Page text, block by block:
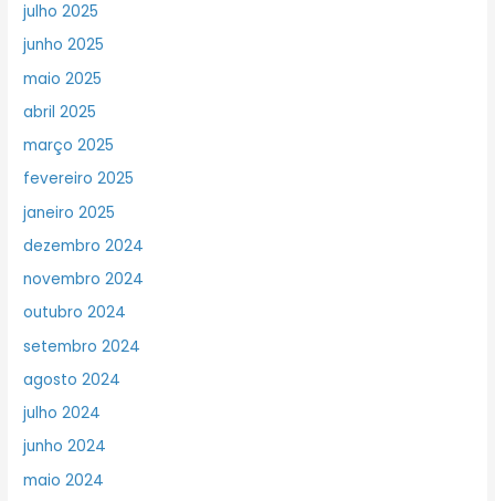
julho 2025
junho 2025
maio 2025
abril 2025
março 2025
fevereiro 2025
janeiro 2025
dezembro 2024
novembro 2024
outubro 2024
setembro 2024
agosto 2024
julho 2024
junho 2024
maio 2024